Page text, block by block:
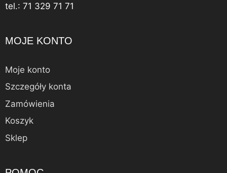
tel.: 71 329 71 71
MOJE KONTO
Moje konto
Szczegóły konta
Zamówienia
Koszyk
Sklep